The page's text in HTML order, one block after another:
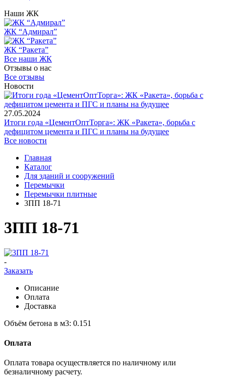
Наши ЖК
ЖК “Адмирал”
ЖК “Ракета”
Все наши ЖК
Отзывы о нас
Все отзывы
Новости
27.05.2024
Итоги года «ЦементОптТорга»: ЖК «Ракета», борьба с
дефицитом цемента и ПГС и планы на будущее
Все новости
Главная
Каталог
Для зданий и сооружений
Перемычки
Перемычки плитные
3ПП 18-71
3ПП 18-71
-
Заказать
Описание
Оплата
Доставка
Объём бетона в м3: 0.151
Оплата
Оплата товара осуществляется по наличному или
безналичному расчету.